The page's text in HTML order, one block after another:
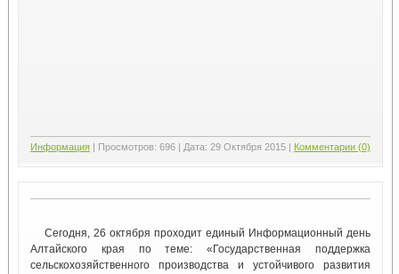
Информация| Просмотров: 696| Дата: 29 Октября 2015 Комментарии (0)
Сегодня, 26 октября проходит единый Информационный день
Алтайского края по теме: «Государственная поддержка
сельскохозяйственного производства и устойчивого развития